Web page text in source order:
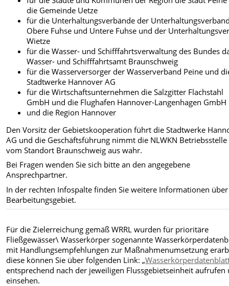
die Gemeinde Uetze
für die Unterhaltungsverbände der
Obere Fuhse und Untere Fuhse und der
Wietze
für die Wasser- und Schifffahrtsverwaltung des Bundes
Wasser- und Schifffahrtsamt Braunschweig
für die Wasserversorger der Wasserverband Peine und
Stadtwerke Hannover AG
für die Wirtschaftsunternehmen die Salzgitter Flachstahl
GmbH und die Flughafen Hannover-Langenhagen GmbH
und die Region Hannover
Den Vorsitz der Gebietskooperation führt die Stadtwerke
AG und die Geschäftsführung nimmt die NLWKN Betriebsstelle
vom Standort Braunschweig aus wahr.
Bei Fragen wenden Sie sich bitte an den angegebene
Ansprechpartner.
In der rechten Infospalte finden Sie weitere Informationen
Bearbeitungsgebiet.
Für die Zielerreichung gemäß WRRL wurden für prioritäre
Fließgewässer\ Wasserkörper sogenannte
mit Handlungsempfehlungen zur Maßnahmenumsetzung
diese können Sie über folgenden Link: „
entsprechend nach der jeweiligen Flussgebietseinheit aufrufen
einsehen.